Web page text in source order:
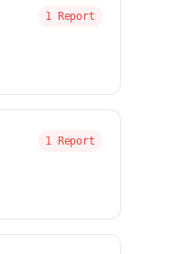
1 Report
1 Report